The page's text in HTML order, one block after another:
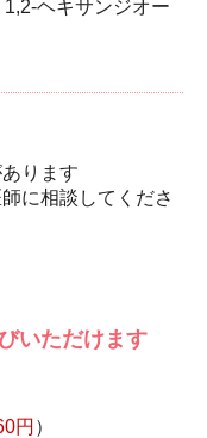
ヘキサンジオー
ります
に相談してくださ
いただけます
円 ）